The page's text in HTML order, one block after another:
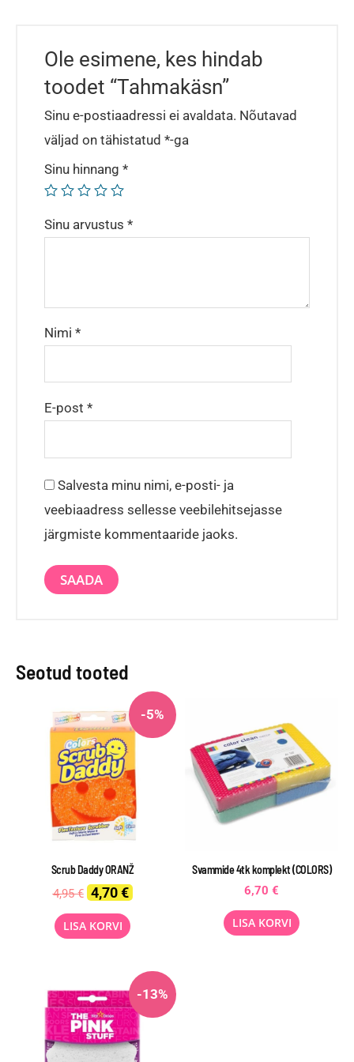
Ole esimene, kes hindab
toodet “Tahmakäsn”
Sinu e-postiaadressi ei avaldata. Nõutavad
väljad on tähistatud *-ga
Sinu hinnang *
Sinu arvustus *
Nimi *
E-post *
Salvesta minu nimi, e-posti- ja
veebiaadress sellesse veebilehitsejasse
järgmiste kommentaaride jaoks.
Seotud tooted
-5%
Scrub Daddy ORANŽ
4,95€ Original
price
was:
4,95 €.
4,70€ Current
price
LISA KORVI
Svammide 4tk komplekt (COLORS)
6,70 €
LISA KORVI
-13%